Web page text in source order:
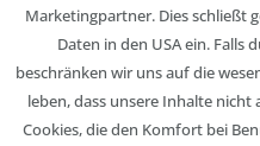
Marketingpartner. Dies schließt
Daten in den USA ein. Falls
beschränken wir uns auf die
leben, dass unsere Inhalte
Cookies, die den Komfort bei